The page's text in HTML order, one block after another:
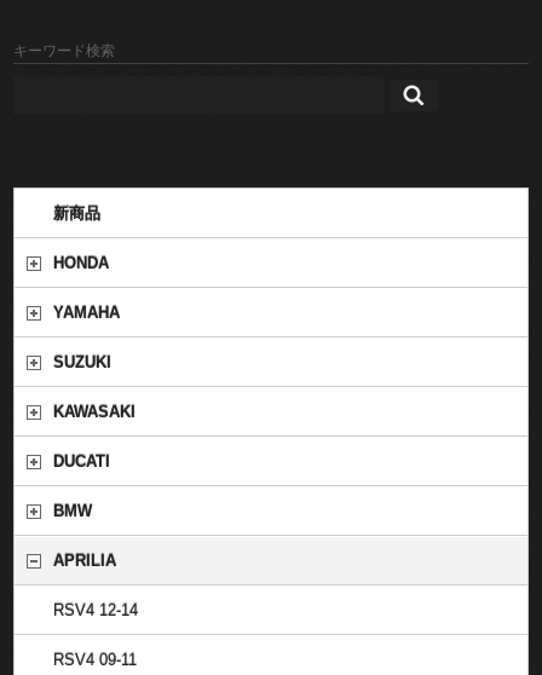
キーワード検索
新商品
HONDA
YAMAHA
SUZUKI
KAWASAKI
DUCATI
BMW
APRILIA
RSV4 12-14
RSV4 09-11